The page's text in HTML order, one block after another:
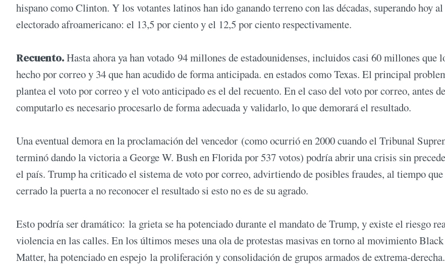
hispano como Clinton. Y los votantes latinos han ido ganando terreno con las décadas, superando hoy al
electorado afroamericano: el 13,5 por ciento y el 12,5 por ciento respectivamente.
Recuento.Hasta ahora ya han votado 94 millones de estadounidenses, incluidos casi 60 millones que
hecho por correo y 34 que han acudido de forma anticipada. en estados como Texas. El principal
plantea el voto por correo y el voto anticipado es el del recuento. En el caso del voto por correo, antes de
computarlo es necesario procesarlo de forma adecuada y validarlo, lo que demorará el resultado.
Una eventual demora en la proclamación del vencedor (como ocurrió en 2000 cuando el Tribunal
terminó dando la victoria a George W. Bush en Florida por 537 votos) podría abrir una crisis sin
el país. Trump ha criticado el sistema de voto por correo, advirtiendo de posibles fraudes, al tiempo que
cerrado la puerta a no reconocer el resultado si esto no es de su agrado.
Esto podría ser dramático: la grieta se ha potenciado durante el mandato de Trump, y existe el riesgo
violencia en las calles. En los últimos meses una ola de protestas masivas en torno al movimiento
Matter, ha potenciado en espejo la proliferación y consolidación de grupos armados de extrema-derecha.